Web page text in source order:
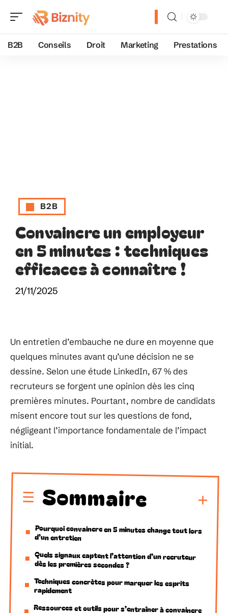
B2B Conseils Droit Marketing Prestations
B2B
Convaincre un employeur
en 5 minutes : techniques
efficaces à connaître !
21/11/2025
Un entretien d’embauche ne dure en moyenne que
quelques minutes avant qu’une décision ne se
dessine. Selon une étude LinkedIn, 67 % des
recruteurs se forgent une opinion dès les cinq
premières minutes. Pourtant, nombre de candidats
misent encore tout sur les questions de fond,
négligeant l’importance fondamentale de l’impact
initial.
Sommaire
Pourquoi convaincre en 5 minutes change tout lors
d’un entretien
Quels signaux captent l’attention d’un recruteur
dès les premières secondes ?
Techniques concrètes pour marquer les esprits
rapidement
Ressources et outils pour s’entraîner à convaincre